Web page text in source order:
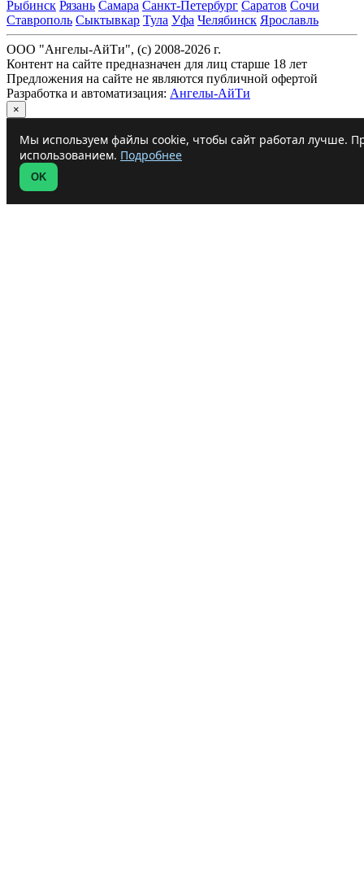
Рыбинск Рязань Самара Санкт-Петербург Саратов Сочи
Ставрополь Сыктывкар Тула Уфа Челябинск Ярославль
ООО "Ангелы-АйТи", (c) 2008-2026 г.
Контент на сайте предназначен для лиц старше 18 лет
Предложения на сайте не являются публичной офертой
Разработка и автоматизация: Ангелы-АйТи
×
Мы используем файлы cookie, чтобы сайт работал лучше.
использованием. Подробнее
OK